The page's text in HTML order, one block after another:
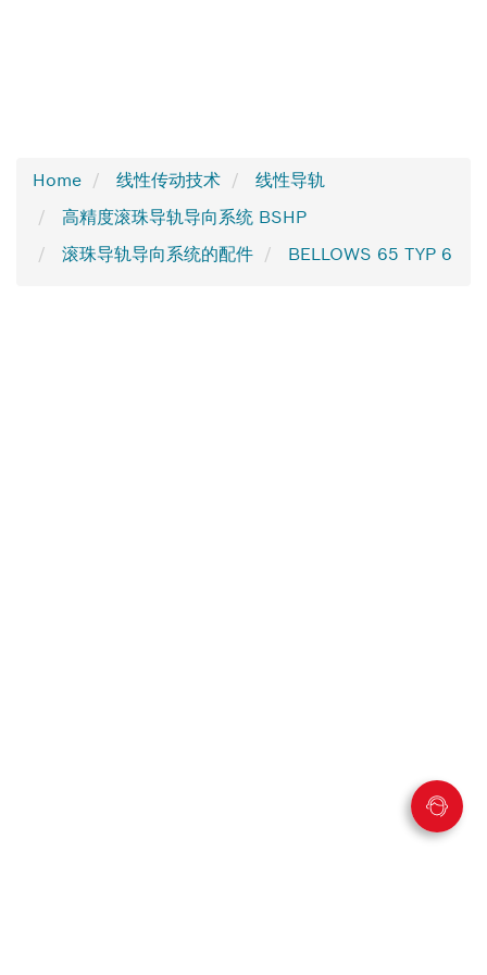
Home 线性传动技术
线性导轨
高精度滚珠导轨导向系统 BSHP
滚珠导轨导向系统的配件
BELLOWS 65 TYP 6